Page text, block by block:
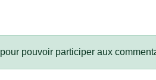
pour pouvoir participer aux